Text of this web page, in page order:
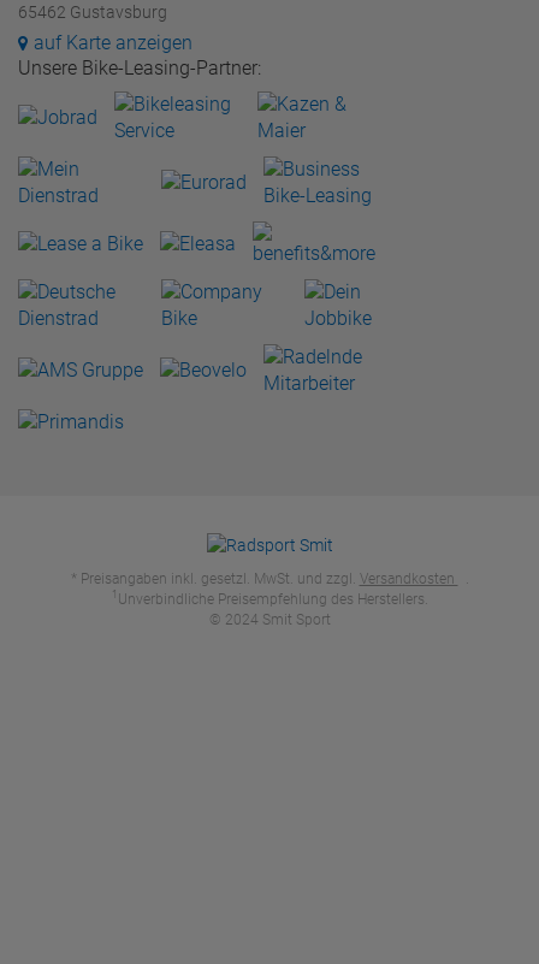
65462 Gustavsburg
auf Karte anzeigen
Unsere Bike-Leasing-Partner:
* Preisangaben inkl. gesetzl. MwSt. und zzgl. Versandkosten .
1 Unverbindliche Preisempfehlung des Herstellers.
© 2024 Smit Sport